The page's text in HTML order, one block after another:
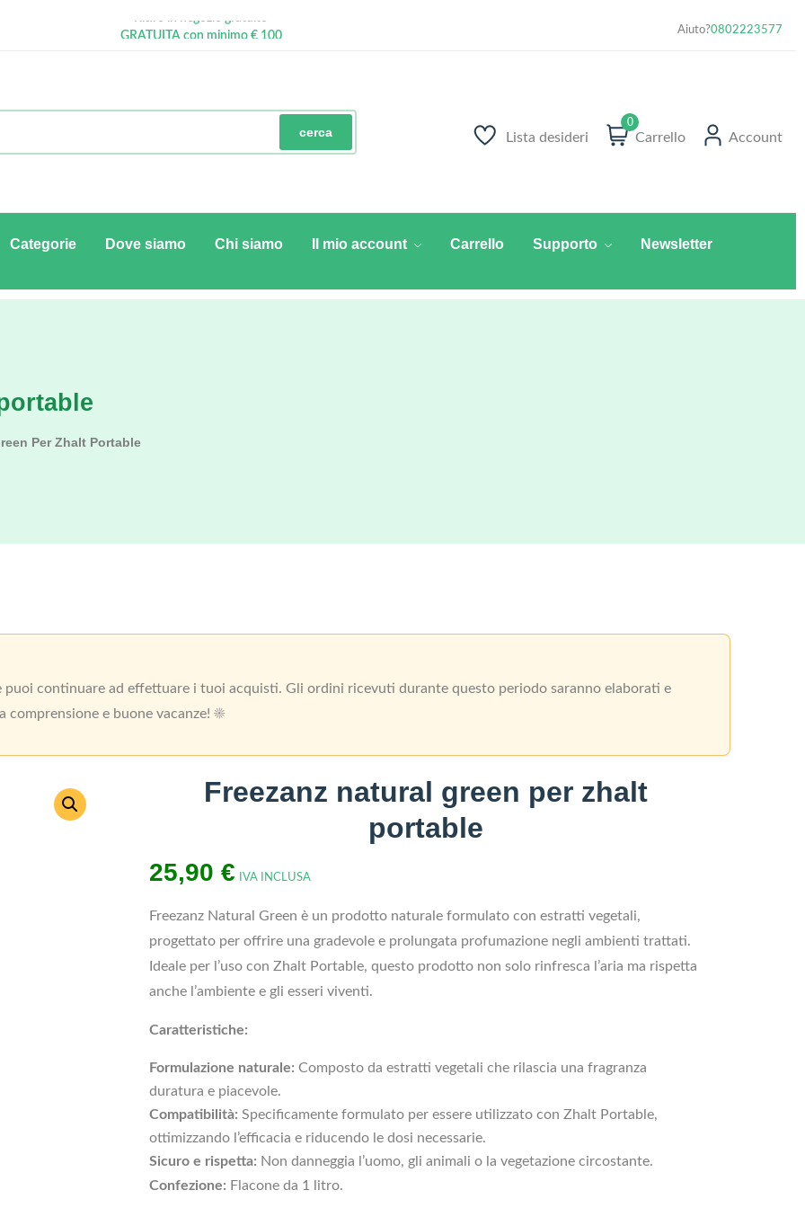
Ritiro in negozio gratuito
Aiuto?0802223577
cerca Lista desideri
0
Carrello Account
Categorie Dove siamo Chi siamo Il mio account Carrello Supporto Newsletter
Per Zhalt Portable
puoi continuare ad effettuare i tuoi acquisti. Gli ordini ricevuti durante questo periodo saranno elaborati e
comprensione e buone vacanze! ☀️
Freezanz natural green per zhalt
portable
25,90 € IVA INCLUSA
Freezanz Natural Green è un prodotto naturale formulato con estratti vegetali,
progettato per offrire una gradevole e prolungata profumazione negli ambienti trattati.
Ideale per l’uso con Zhalt Portable, questo prodotto non solo rinfresca l’aria ma rispetta
anche l’ambiente e gli esseri viventi.
Caratteristiche:
Formulazione naturale: Composto da estratti vegetali che rilascia una fragranza
duratura e piacevole.
Compatibilità: Specificamente formulato per essere utilizzato con Zhalt Portable,
ottimizzando l’efficacia e riducendo le dosi necessarie.
Sicuro e rispetta: Non danneggia l’uomo, gli animali o la vegetazione circostante.
Confezione: Flacone da 1 litro.